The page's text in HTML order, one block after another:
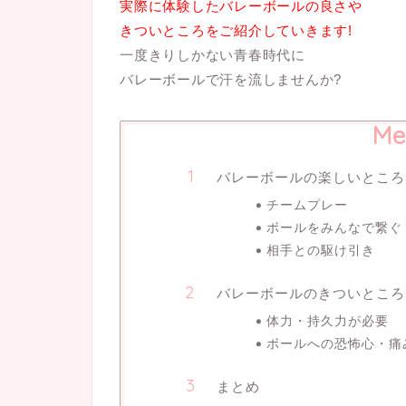
実際に体験したバレーボールの良さや
きついところをご紹介していきます!
一度きりしかない青春時代に
バレーボールで汗を流しませんか?
バレーボールの楽しいところ
チームプレー
ボールをみんなで繋ぐ
相手との駆け引き
バレーボールのきついところ
体力・持久力が必要
ボールへの恐怖心・痛
まとめ